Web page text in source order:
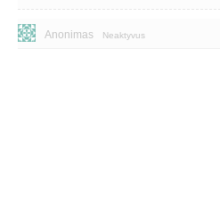
Anonimas Neaktyvus